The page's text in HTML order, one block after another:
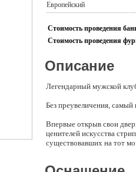
Европейский
Стоимость проведения
Стоимость проведения
Описание
Легендарный мужской
Без преувеличения,
Впервые открыв свои
ценителей искусства
существовавших на тот